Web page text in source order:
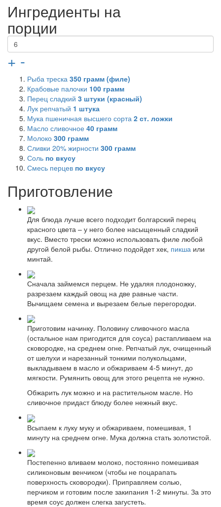
Ингредиенты на
порции
+ -
Рыба треска 350 грамм (филе)
Крабовые палочки 100 грамм
Перец сладкий 3 штуки (красный)
Лук репчатый 1 штука
Мука пшеничная высшего сорта 2 ст. ложки
Масло сливочное 40 грамм
Молоко 300 грамм
Сливки 20% жирности 300 грамм
Соль по вкусу
Смесь перцев по вкусу
Приготовление
Для блюда лучше всего подходит болгарский перец
красного цвета – у него более насыщенный сладкий
вкус. Вместо трески можно использовать филе любой
другой белой рыбы. Отлично подойдет хек, пикша или
минтай.
Сначала займемся перцем. Не удаляя плодоножку,
разрезаем каждый овощ на две равные части.
Вычищаем семена и вырезаем белые перегородки.
Приготовим начинку. Половину сливочного масла
(остальное нам пригодится для соуса) растапливаем на
сковородке, на среднем огне. Репчатый лук, очищенный
от шелухи и нарезанный тонкими полукольцами,
выкладываем в масло и обжариваем 4-5 минут, до
мягкости. Румянить овощ для этого рецепта не нужно.
Обжарить лук можно и на растительном масле. Но
сливочное придаст блюду более нежный вкус.
Всыпаем к луку муку и обжариваем, помешивая, 1
минуту на среднем огне. Мука должна стать золотистой.
Постепенно вливаем молоко, постоянно помешивая
силиконовым венчиком (чтобы не поцарапать
поверхность сковородки). Приправляем солью,
перчиком и готовим после закипания 1-2 минуты. За это
время соус должен слегка загустеть.